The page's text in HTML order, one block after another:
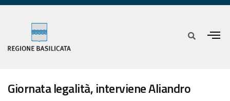
Giornata legalità, interviene Aliandro